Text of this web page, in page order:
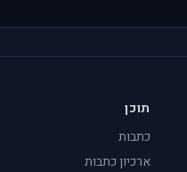
תוכן
כתבות
ארכיון כתבות